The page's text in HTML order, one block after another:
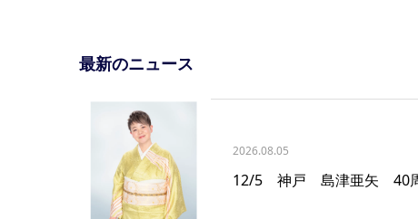
最新のニュース
2026.08.05
12/5 神戸 島津亜矢 40周